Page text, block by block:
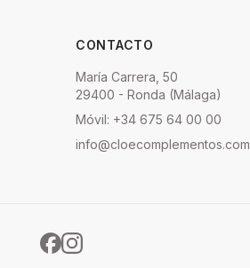
CONTACTO
María Carrera, 50
29400 - Ronda (Málaga)
Móvil: +34 675 64 00 00
info@cloecomplementos.com